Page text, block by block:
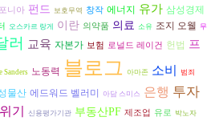
니아 펀드 보호무역 창작 에너지 유가 삼성경제
오스카르 랑게 이란 의약품 의료 소유 조지 오웰 무
러 교육 자본가 보험 로널드 레이건 헌법 프
Sanders 노동력 블로그 아마존 소비 범죄
물산 에드워드 벨러미 아담 스미스 은행 투자
기 신용평가기관 부동산PF 제조업 유로 박노자